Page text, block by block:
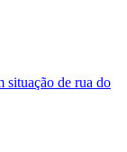
situação de rua do